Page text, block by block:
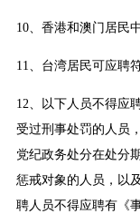
10、香港和澳门居民
11、台湾居民可应聘
12、以下人员不得应
受过刑事处罚的人员
党纪政务处分在处分
惩戒对象的人员，以
聘人员不得应聘有《